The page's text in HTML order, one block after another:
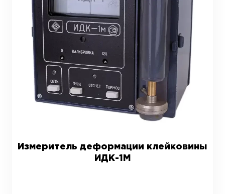
Измеритель деформации клейковины
ИДК-1М